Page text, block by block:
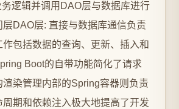
逻辑并调用DAO层与数据库进行
DAO层: 直接与数据库通信负责
包括数据的查询、更新、插入和
Boot的自带功能简化了请求
渲染管理内部的Spring容器则负责
周期和依赖注入极大地提高了开发